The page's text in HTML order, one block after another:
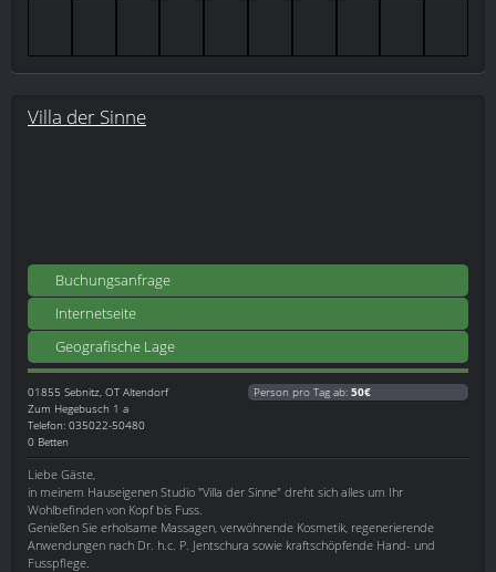
Villa der Sinne
Buchungsanfrage
Internetseite
Geografische Lage
01855 Sebnitz, OT Altendorf
Zum Hegebusch 1 a
Telefon: 035022-50480
0 Betten
Person pro Tag ab: 50€
Liebe Gäste,
in meinem Hauseigenen Studio "Villa der Sinne" dreht sich alles um Ihr
Wohlbefinden von Kopf bis Fuss.
Genießen Sie erholsame Massagen, verwöhnende Kosmetik, regenerierende
Anwendungen nach Dr. h.c. P. Jentschura sowie kraftschöpfende Hand- und
Fusspflege.